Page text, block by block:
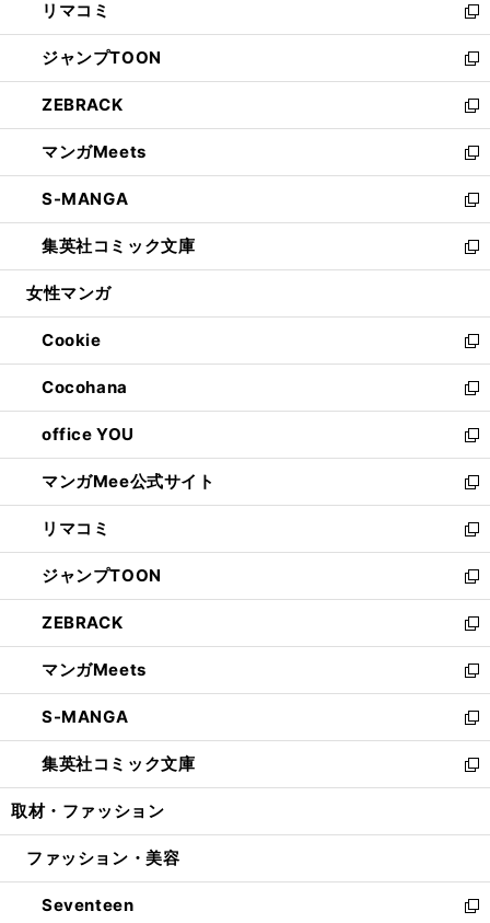
で
開
く
ド
ウ
で
開
く
ィ
ン
ド
ウ
で
開
く
い
ウ
ィ
ン
ド
ウ
で
開
く
リマコミ
新
し
い
ウ
ィ
ン
ド
ウ
で
開
く
ジャンプTOON
新
し
い
ウ
ィ
ン
ド
ウ
で
開
ZEBRACK
新
し
い
ウ
ィ
ン
ド
ウ
開
く
マンガMeets
新
し
い
ウ
ィ
ン
ウ
で
開
く
S-MANGA
新
し
い
ウ
ン
ド
ウ
で
開
く
集英社コミック文庫
新
し
ウ
ィ
ン
ド
ウ
で
開
く
女性マンガ
Cookie
新
し
い
ウ
ィ
ン
ド
ウ
で
開
く
Cocohana
新
し
い
ウ
ィ
ン
ド
ウ
で
開
く
office YOU
新
し
い
ウ
ィ
ン
ド
ウ
で
開
く
マンガMee公式サイト
新
し
い
ウ
ィ
ン
ド
ウ
で
開
く
リマコミ
新
し
い
ウ
ィ
ン
ド
ウ
で
開
く
ジャンプTOON
新
し
い
ウ
ィ
ン
ド
ウ
で
開
ZEBRACK
新
し
い
ウ
ィ
ン
ド
ウ
開
マンガMeets
新
し
い
ウ
ィ
ン
ウ
開
く
S-MANGA
新
し
い
ウ
ン
ウ
で
集英社コミック文庫
新
し
ウ
ン
ド
取材・ファッション
ファッション・美容
Seventeen
新